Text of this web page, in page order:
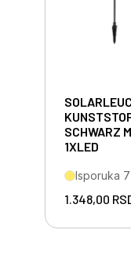
SCHWARZ
1XLED
Isporuka
1.348,00